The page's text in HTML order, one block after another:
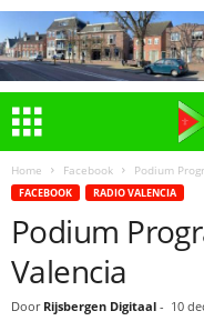
Home Facebook Podium
FACEBOOK RADIO VALENCIA
Podium
Valencia
Door Rijsbergen Digitaal - 10